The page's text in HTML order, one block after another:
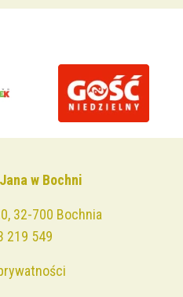
w Bochni
32-700 Bochnia
219 549